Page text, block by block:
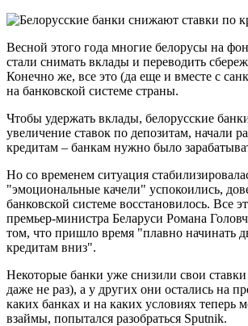
Весной этого года многие белорусы на
стали снимать вклады и переводить
Конечно же, все это (да еще и вместе с
на банковской системе страны.
Чтобы удержать вклады, белорусские
увеличение ставок по депозитам, начали
кредитам – банкам нужно было
Но со временем ситуация
"эмоциональные качели" успокоились,
банковской системе восстановилось. Все
премьер-министра Беларуси Романа
том, что пришло время "плавно начинать
кредитам вниз".
Некоторые банки уже снизили свои
даже не раз), а у других они остались на
каких банках и на каких условиях теперь
взаймы, попытался разобраться Sputnik.